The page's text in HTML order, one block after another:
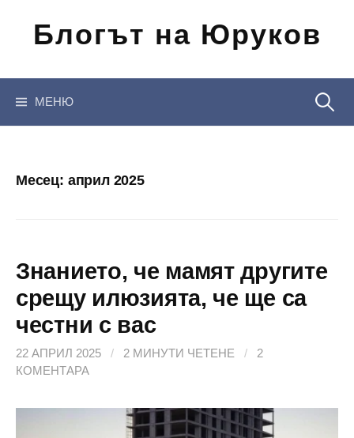
съдържанието
Блогът на Юруков
МЕНЮ
Месец: април 2025
Знанието, че мамят другите
срещу илюзията, че ще са
честни с вас
22 АПРИЛ 2025 / 2 МИНУТИ ЧЕТЕНЕ /
2
КОМЕНТАРА